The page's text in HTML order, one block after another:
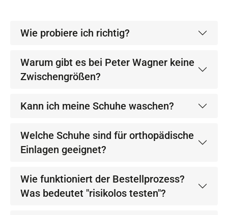
Wie probiere ich richtig?
Warum gibt es bei Peter Wagner keine
Zwischengrößen?
Kann ich meine Schuhe waschen?
Welche Schuhe sind für orthopädische
Einlagen geeignet?
Wie funktioniert der Bestellprozess?
Was bedeutet "risikolos testen"?